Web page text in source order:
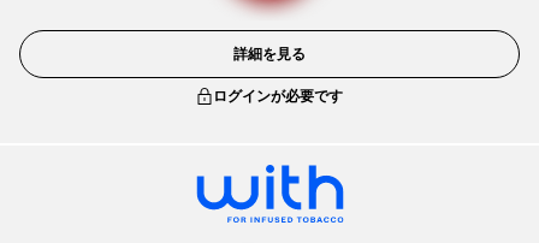
詳細を見る
ログインが必要です